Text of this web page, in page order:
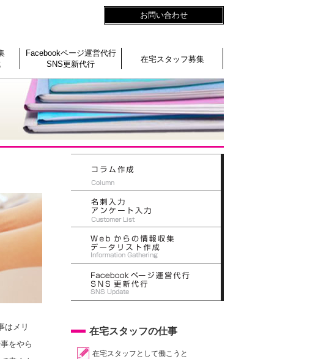
お問い合わせ
Facebookページ運営代行
SNS更新代行
在宅スタッフ募集
はメリ
をやら
在宅スタッフの仕事
在宅スタッフとして働こうと